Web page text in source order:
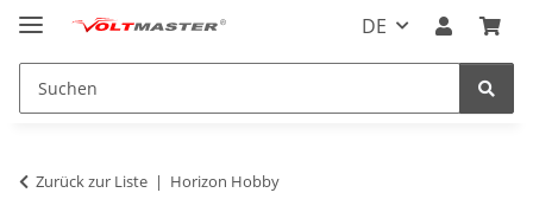
DE
Zurück zur Liste Horizon Hobby